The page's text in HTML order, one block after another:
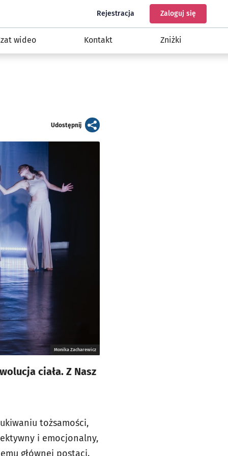
Rejestracja do programu Nasz Wrocław
Zaloguj siędo konta
wideo Kontakt Zniżki
Udostępnijartykuł
Monika Zacharewicz
ciała. Z Nasz
tożsamości,
i emocjonalny,
głównej postaci.